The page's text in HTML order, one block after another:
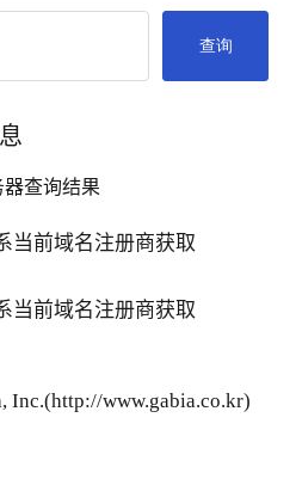
查询
查询结果
当前域名注册商获取
当前域名注册商获取
Inc.(http://www.gabia.co.kr)